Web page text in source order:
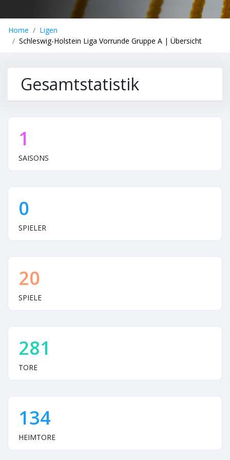
Home
Ligen
Schleswig-Holstein Liga Vorrunde Gruppe A | Übersicht
Gesamtstatistik
1
SAISONS
0
SPIELER
20
SPIELE
281
TORE
134
HEIMTORE